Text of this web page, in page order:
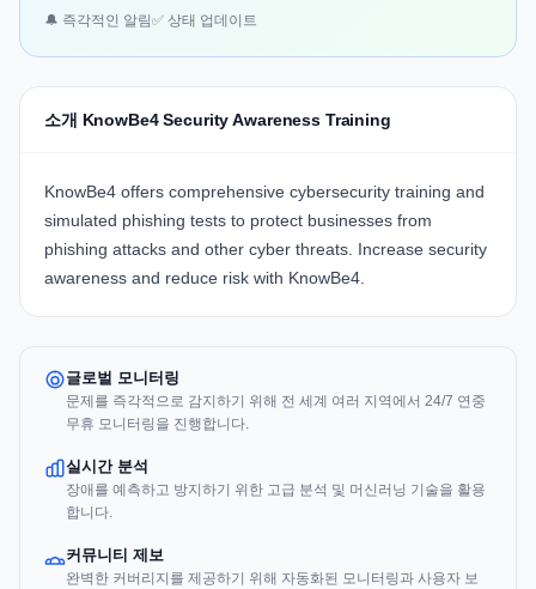
🔔 즉각적인 알림✅ 상태 업데이트
소개 KnowBe4 Security Awareness Training
KnowBe4 offers comprehensive cybersecurity training and
simulated phishing tests to protect businesses from
phishing attacks and other cyber threats. Increase security
awareness and reduce risk with KnowBe4.
글로벌 모니터링
문제를 즉각적으로 감지하기 위해 전 세계 여러 지역에서 24/7 연중
무휴 모니터링을 진행합니다.
실시간 분석
장애를 예측하고 방지하기 위한 고급 분석 및 머신러닝 기술을 활용
합니다.
커뮤니티 제보
완벽한 커버리지를 제공하기 위해 자동화된 모니터링과 사용자 보